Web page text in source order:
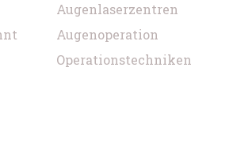
Augenlaserzentren
Augenoperation
Operationstechniken